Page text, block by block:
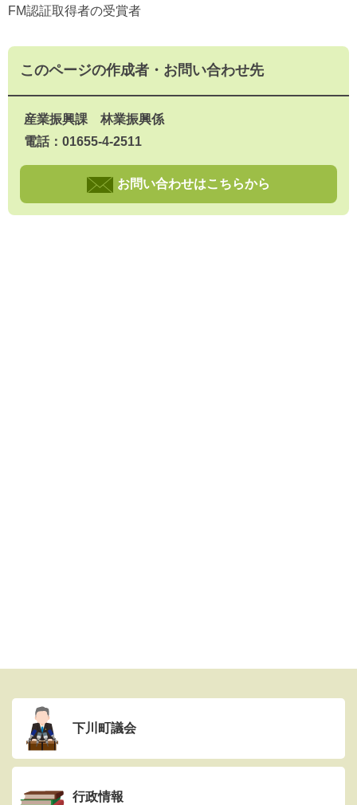
FM認証取得者の受賞者
このページの作成者・お問い合わせ先
産業振興課 林業振興係
電話：01655-4-2511
お問い合わせはこちらから
下川町議会
行政情報